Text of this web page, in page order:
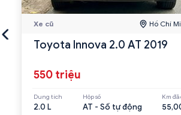
Xe cũ Hồ Chí
Toyota Innova 2.0 AT 2019
550 triệu
Dung tích
2.0 L
Hộp số
AT - Số tự động
Km đã